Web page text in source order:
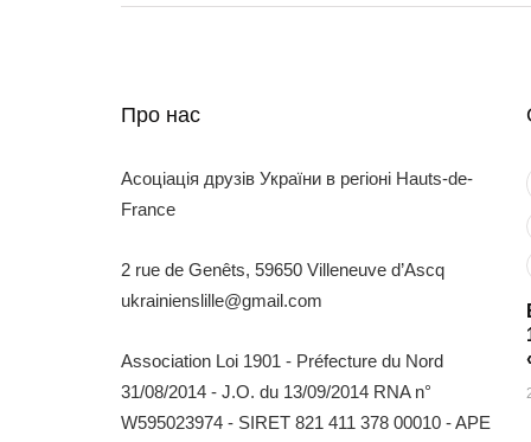
Про нас
Асоціація друзів України в регіоні Hauts-de-
France
2 rue de Genêts, 59650 Villeneuve d’Ascq
ukrainienslille@gmail.com
Association Loi 1901 - Préfecture du Nord
31/08/2014 - J.O. du 13/09/2014 RNA n°
W595023974 - SIRET 821 411 378 00010 - APE